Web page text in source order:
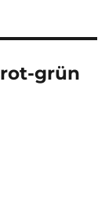
grün